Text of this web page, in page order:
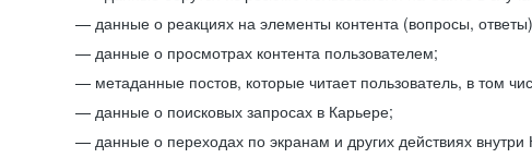
данные о реакциях на элементы контента (вопросы,
данные о просмотрах контента пользователем;
метаданные постов, которые читает пользователь, в том
данные о поисковых запросах в Карьере;
данные о переходах по экранам и других действиях внутри